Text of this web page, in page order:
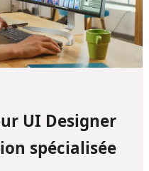
UI Designer
spécialisée